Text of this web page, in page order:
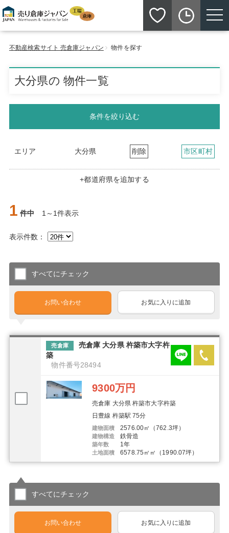
toggle
不動産検索サイト 売倉庫ジャパン 物件を探す
大分県の 物件一覧
条件を絞り込む
エリア 大分県 削除 市区町村
+都道府県を追加する
1 件中 1～1件表示
表示件数：
すべてにチェック
お問い合わせ お気に入りに追加
売倉庫
売倉庫 大分県 杵築市大字杵
築
物件番号28494
9300万円
売倉庫 大分県 杵築市大字杵築
日豊線 杵築駅 75分
建物面積 2576.00㎡（762.3坪）
建物構造 鉄骨造
築年数 1年
土地面積 6578.75㎡㎡（1990.07坪）
すべてにチェック
お問い合わせ お気に入りに追加